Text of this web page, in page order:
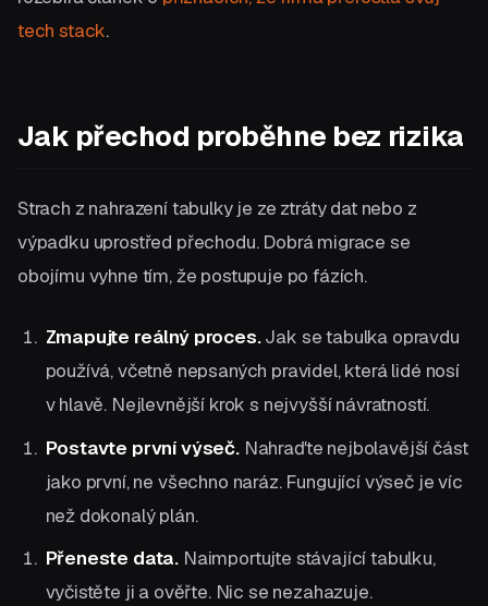
tech stack.
Jak přechod proběhne bez rizika
Strach z nahrazení tabulky je ze ztráty dat nebo z
výpadku uprostřed přechodu. Dobrá migrace se
obojímu vyhne tím, že postupuje po fázích.
Zmapujte reálný proces.Jak se tabulka opravdu
používá, včetně nepsaných pravidel, která lidé nosí
v hlavě. Nejlevnější krok s nejvyšší návratností.
Postavte první výseč.Nahraďte nejbolavější část
jako první, ne všechno naráz. Fungující výseč je víc
než dokonalý plán.
Přeneste data. Naimportujte stávající tabulku,
vyčistěte ji a ověřte. Nic se nezahazuje.